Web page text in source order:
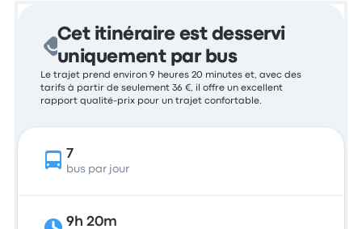
Cet itinéraire est desservi
uniquement par bus
Le trajet prend environ 9 heures 20 minutes et, avec des
tarifs à partir de seulement 36 €, il offre un excellent
rapport qualité-prix pour un trajet confortable.
7
bus par jour
9h 20m